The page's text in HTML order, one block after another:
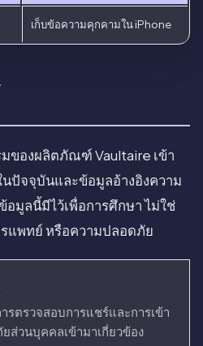
เก็บข้อความคุกคามใน iPhone
ของผลิตภัณฑ์ Vaultaire เข้า
ปัจจุบันและข้อมูลอ้างอิงความ
มูลนี้มีไว้เพื่อการศึกษา ไม่ใช่
แพทย์ หรือความปลอดภัย
รตรวจสอบการแชร์และการเข้า
ส่วนบุคคลเข้ามาเกี่ยวข้อง